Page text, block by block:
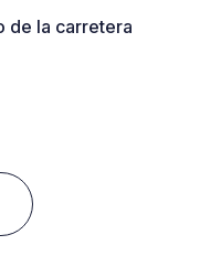
de la carretera